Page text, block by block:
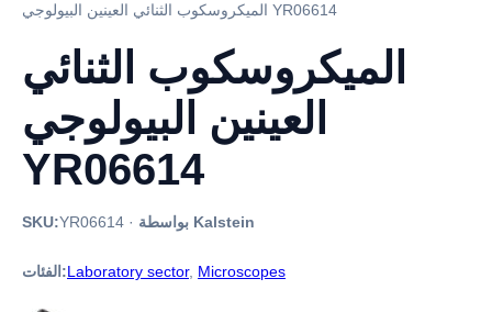
الميكروسكوب الثنائي العينين البيولوجي YR06614
الميكروسكوب الثنائي
العينين البيولوجي
YR06614
SKU:YR06614 · بواسطة Kalstein
الفئات:Laboratory sector, Microscopes